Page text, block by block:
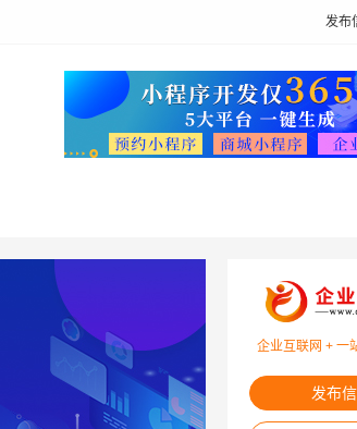
发布
企业互联网 + 一
发布